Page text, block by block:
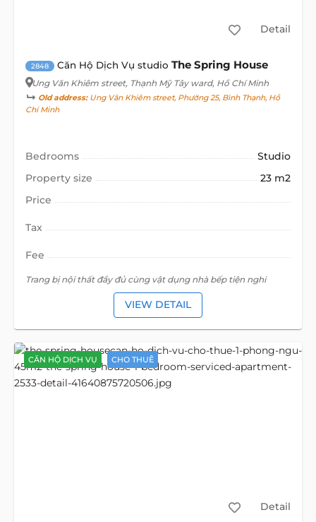
Detail
2848 Căn Hộ Dịch Vụ studio The Spring House
Ung Văn Khiêm street, Thạnh Mỹ Tây ward, Hồ Chí Minh
Old address:Ung Văn Khiêm street, Phường 25, Bình Thạnh, Hồ
Chí Minh
Bedrooms
Studio
Property size
23 m2
Price
Tax
Fee
Trang bị nội thất đầy đủ cùng vật dụng nhà bếp tiện nghi
VIEW DETAIL
CĂN HỘ DỊCH VỤ CHO THUÊ
Detail